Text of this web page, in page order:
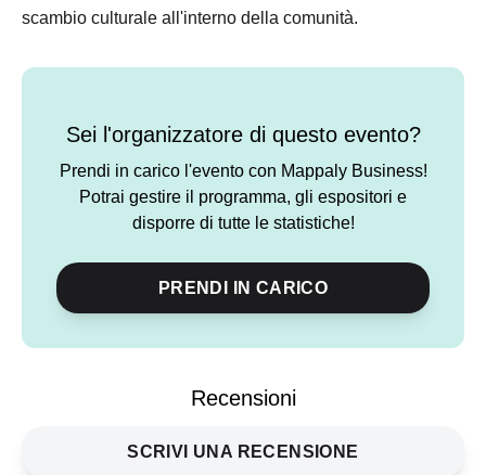
scambio culturale all'interno della comunità.
Sei l'organizzatore di questo evento?
Prendi in carico l'evento con Mappaly Business!
Potrai gestire il programma, gli espositori e
disporre di tutte le statistiche!
PRENDI IN CARICO
Recensioni
SCRIVI UNA RECENSIONE